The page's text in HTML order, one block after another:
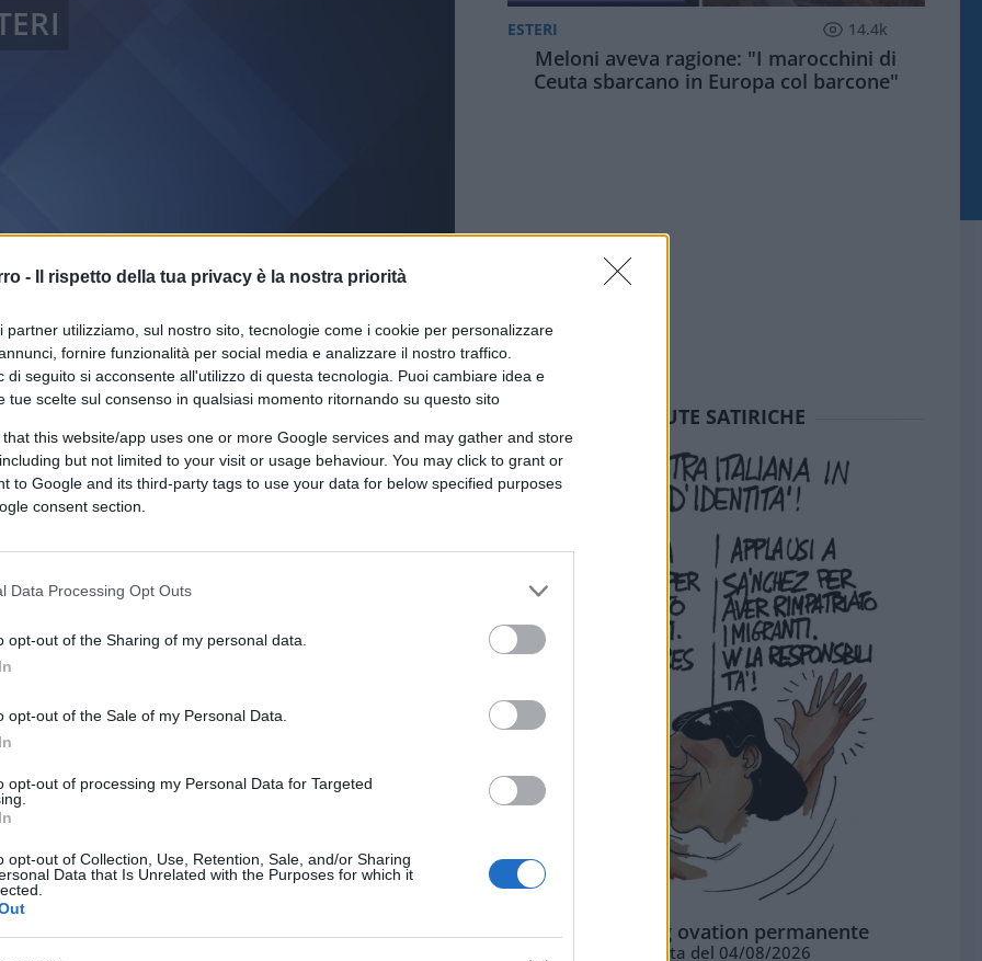
- Il rispetto della tua privacy è la nostra priorità
partner utilizziamo, sul nostro sito, tecnologie come i cookie per personalizzare
fornire funzionalità per social media e analizzare il nostro traffico.
di seguito si acconsente all'utilizzo di questa tecnologia. Puoi cambiare idea e
tue scelte sul consenso in qualsiasi momento ritornando su questo sito
that this website/app uses one or more Google services and may gather and store
but not limited to your visit or usage behaviour. You may click to grant or
to Google and its third-party tags to use your data for below specified purposes
consent section.
Data Processing Opt Outs
opt-out of the Sharing of my personal data.
opt-out of the Sale of my Personal Data.
opt-out of processing my Personal Data for Targeted
opt-out of Collection, Use, Retention, Sale, and/or Sharing
Data that Is Unrelated with the Purposes for which it
CLICCA QUI
conflitto tra Russia e Ucraina. La
in tutte le strade, sono sempre più
sia dalla parte di Mosca che da quella di
quelle dicontinuare a combattere,
gli schieramenti stanno subendo
che la resistenza ha respinto ben
dei morti e feriti sta 1 a 7: per ogni
invasori. E ancora, stime
altro dato preoccupante per Putin: il
a 500 uomini tra morti e feriti,
ormai città fantasma, spettrale,
per i russi, anche sul lato ucraino non
quanto riportato dal quotidiano
già presente tra il presidenteZelenskye
ESTERI 14.4k
Meloni aveva ragione: "I marocchini di
Ceuta sbarcano in Europa col barcone"
SEDUTE SATIRICHE
La standing ovation permanente
Vignetta del 04/08/2026